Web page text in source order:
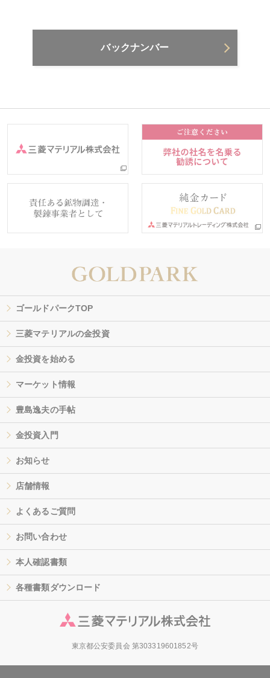
バックナンバー
ゴールドパークTOP
三菱マテリアルの金投資
金投資を始める
マーケット情報
豊島逸夫の手帖
金投資入門
お知らせ
店舗情報
よくあるご質問
お問い合わせ
本人確認書類
各種書類ダウンロード
東京都公安委員会 第303319601852号